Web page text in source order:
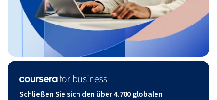
Schließen Sie sich den über 4.700 globalen